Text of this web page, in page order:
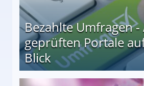
Bezahlte Umfragen -
geprüften Portale
Blick
auf einen Blick